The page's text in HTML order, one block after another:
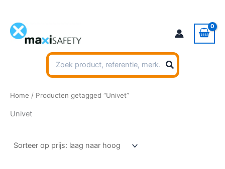
inhoud
Zoeken
naar:
Home / Producten getagged “Univet”
Univet